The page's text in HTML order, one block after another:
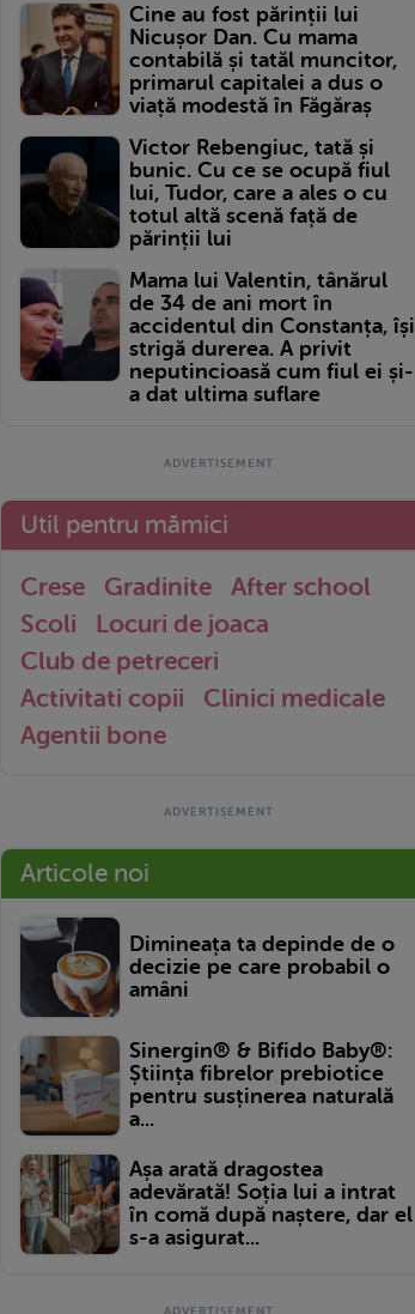
Cine au fost părinții lui
Nicușor Dan. Cu mama
contabilă și tatăl muncitor,
primarul capitalei a dus o
viață modestă în Făgăraș
Victor Rebengiuc, tată și
bunic. Cu ce se ocupă fiul
lui, Tudor, care a ales o cu
totul altă scenă față de
părinții lui
Mama lui Valentin, tânărul
de 34 de ani mort în
accidentul din Constanța, își
strigă durerea. A privit
neputincioasă cum fiul ei și-
a dat ultima suflare
Util pentru mămici
Crese Gradinite
After school
Scoli
Locuri de joaca
Club de petreceri
Activitati copii
Clinici medicale
Agentii bone
Articole noi
Dimineața ta depinde de o
decizie pe care probabil o
amâni
Sinergin® & Bifido Baby®:
Știința fibrelor prebiotice
pentru susținerea naturală
a...
Așa arată dragostea
adevărată! Soția lui a intrat
în comă după naștere, dar el
s-a asigurat...